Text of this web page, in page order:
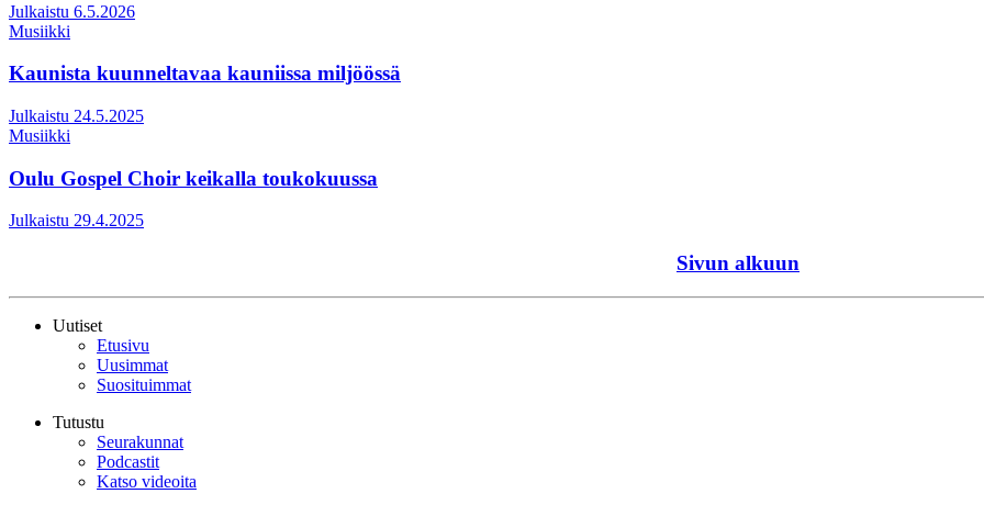
Julkaistu 6.5.2026
Musiikki
Kaunista kuunneltavaa kauniissa miljöössä
Julkaistu 24.5.2025
Musiikki
Oulu Gospel Choir keikalla toukokuussa
Julkaistu 29.4.2025
Sivun alkuun
Uutiset
Etusivu
Uusimmat
Suosituimmat
Tutustu
Seurakunnat
Podcastit
Katso videoita